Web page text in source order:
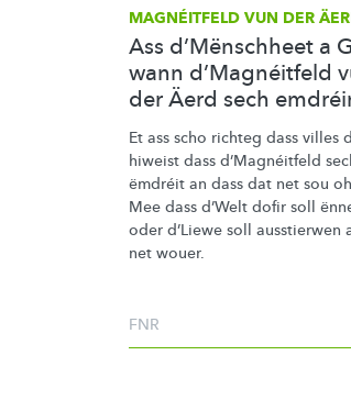
MAGNÉITFELD VUN DER
Ass d’Mënschheet a
wann d’Magnéitfeld
der Äerd sech
Et ass scho richteg dass villes
hiweist dass d’Magnéitfeld
ëmdréit an dass dat net sou
Mee dass d’Welt dofir soll
oder d’Liewe soll ausstierwen
net wouer.
FNR